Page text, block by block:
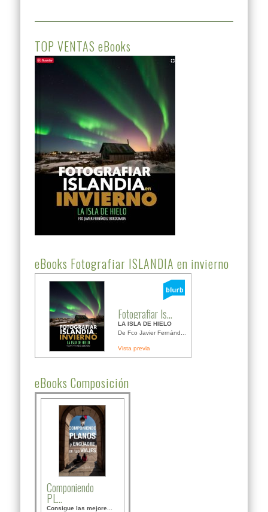
TOP VENTAS eBooks
eBooks Fotografiar ISLANDIA en invierno
Fotografiar Is...
LA ISLA DE HIELO
De Fco Javier Fernánd...
Vista previa
eBooks Composición
Componiendo
PL...
Consigue las mejore...